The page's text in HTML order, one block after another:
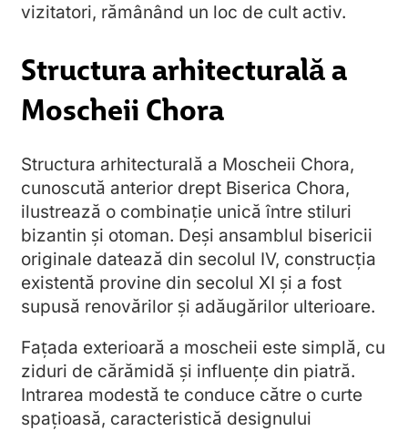
vizitatori, rămânând un loc de cult activ.
Structura arhitecturală a
Moscheii Chora
Structura arhitecturală a Moscheii Chora,
cunoscută anterior drept Biserica Chora,
ilustrează o combinație unică între stiluri
bizantin și otoman. Deși ansamblul bisericii
originale datează din secolul IV, construcția
existentă provine din secolul XI și a fost
supusă renovărilor și adăugărilor ulterioare.
Fațada exterioară a moscheii este simplă, cu
ziduri de cărămidă și influențe din piatră.
Intrarea modestă te conduce către o curte
spațioasă, caracteristică designului